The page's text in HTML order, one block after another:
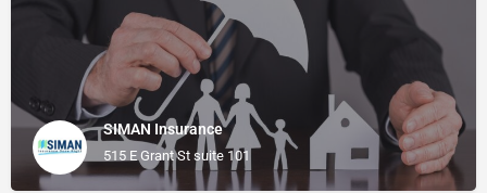
SIMAN Insurance
515 E Grant St suite 101